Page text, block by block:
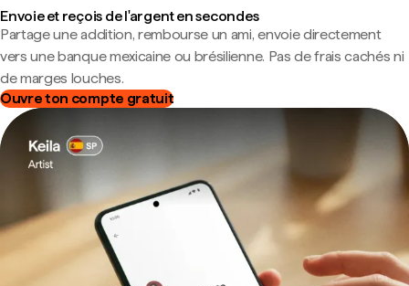
Envoie et reçois de l'argent en secondes
Partage une addition, rembourse un ami, envoie directement
vers une banque mexicaine ou brésilienne. Pas de frais cachés ni
de marges louches.
Ouvre ton compte gratuit